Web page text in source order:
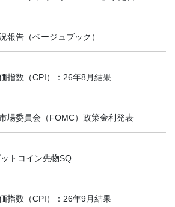
報告（ベージュブック）
指数（CPI）：26年8月結果
場委員会（FOMC）政策金利発表
ットコイン先物SQ
指数（CPI）：26年9月結果